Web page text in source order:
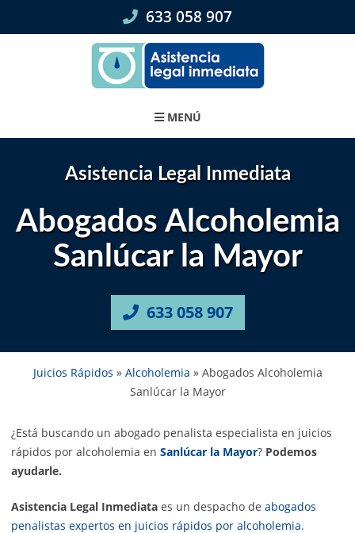
633 058 907
MENÚ
Asistencia Legal Inmediata
Abogados Alcoholemia
Sanlúcar la Mayor
633 058 907
Juicios Rápidos » Alcoholemia » Abogados Alcoholemia
Sanlúcar la Mayor
¿Está buscando un abogado penalista especialista en juicios
rápidos por alcoholemia en Sanlúcar la Mayor? Podemos
ayudarle.
Asistencia Legal Inmediata es un despacho de abogados
penalistas expertos en juicios rápidos por alcoholemia.